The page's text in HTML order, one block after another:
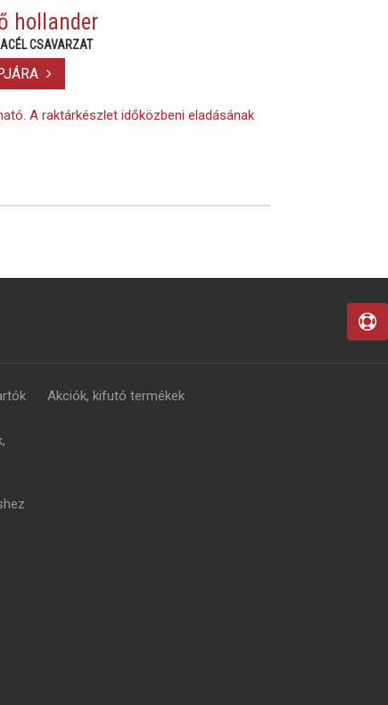
hollander
CSAVARZAT
A raktárkészlet időközbeni eladásának
Akciók, kifutó termékek